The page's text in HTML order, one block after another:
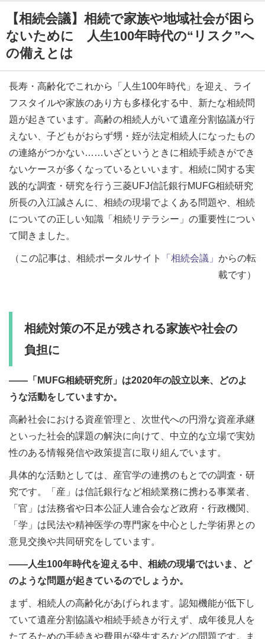
【相続会議】相続で家族や地域社会が困ら
ないために 人生100年時代の“リスク”へ
の備えとは
長寿・高齢化でこれから「人生100年時代」を迎え、ライ
フスタイルや家族のあり方も多様化する中、新たな相続問
題が起きています。高齢の相続人がいて遺産分割協議が行
えない、子どもがおらず甥・姪が法定相続人になったもの
の連絡がつかない……いざというときに相続手続きができ
ないケースが多くなっているといいます。相続に関する実
践的な調査・研究を行う三菱UFJ信託銀行MUFG相続研究
所長の入江誠さんに、相続の現場でよくある問題や、相続
についての正しい知識「相続リテラシー」の重要性につい
て聞きました。
（この記事は、相続ポータルサイト 「相続会議」 からの転
載です）
相続対策の不足が残される家族や社会の
負担に
――「MUFG相続研究所」は2020年の設立以来、どのよ
うな活動をしていますか。
高齢社会における資産管理と、次世代への円滑な資産承継
といった社会的課題の解決に向けて、中立的な立場で実効
性のある情報発信や政策提言に取り組んでいます。
具体的な活動としては、産官学の連携のもとでの調査・研
究です。「産」は信託銀行など相続業務に携わる事業者、
「官」は法務省や日本公証人連合会など政府・行政機関、
「学」は民法や精神医学の専門家を中心とした学術界との
意見交換や共同研究をしています。
――人生100年時代を迎える中、相続の現場ではいま、ど
のような問題が起きているのでしょうか。
まず、相続人の高齢化があげられます。認知機能が低下し
ていて遺産分割協議や相続手続きが行えず、成年後見人を
たてるための手続きや費用が発生するなどの問題です。ま